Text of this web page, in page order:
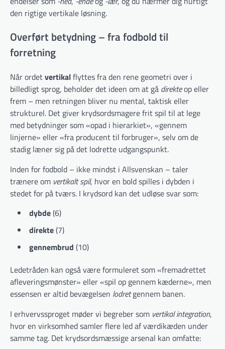
den rigtige vertikale løsning.
Overført betydning – fra fodbold til
forretning
Når ordetvertikalflyttes fra den rene geometri over i
billedligt sprog, beholder det ideen om at gå direkteop eller
frem – men retningen bliver nu mental, taktisk eller
strukturel. Det giver krydsordsmagere frit spil til at lege
med betydninger som «opad i hierarkiet», «gennem
linjerne» eller «fra producent til forbruger», selv om de
stadig læner sig på det lodrette udgangspunkt.
Inden for fodbold – ikke mindst i Allsvenskan – taler
trænere om vertikalt spil, hvor en bold spilles i dybden i
stedet for på tværs. I krydsord kan det udløse svar som:
dybde(6)
direkte(7)
gennembrud (10)
Ledetråden kan også være formuleret som «fremadrettet
afleveringsmønster» eller «spil op gennem kæderne», men
essensen er altid bevægelsen lodretgennem banen.
I erhvervssproget møder vi begreber som vertikal integration,
hvor en virksomhed samler flere led af værdikæden under
samme tag. Det krydsordsmæssige arsenal kan omfatte: